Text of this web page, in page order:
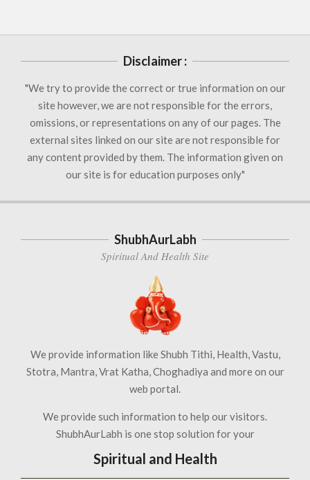
Disclaimer :
"We try to provide the correct or true information on our
site however, we are not responsible for the errors,
omissions, or representations on any of our pages. The
external sites linked on our site are not responsible for
any content provided by them. The information given on
our site is for education purposes only"
ShubhAurLabh
Spiritual And Health Site
We provide information like Shubh Tithi, Health, Vastu,
Stotra, Mantra, Vrat Katha, Choghadiya and more on our
web portal.
We provide such information to help our visitors.
ShubhAurLabh is one stop solution for your
Spiritual and Health